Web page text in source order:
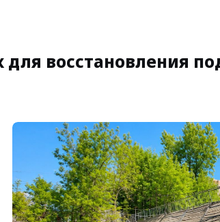
восстановления